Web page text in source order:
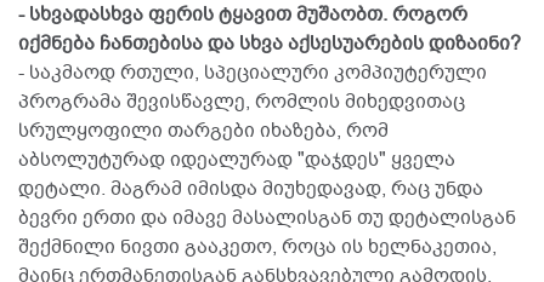
- სხვადასხვა ფერის ტყავით მუშაობთ. როგორ
იქმნება ჩანთებისა და სხვა აქსესუარების დიზაინი?
- საკმაოდ რთული, სპეციალური კომპიუტერული
პროგრამა შევისწავლე, რომლის მიხედვითაც
სრულყოფილი თარგები იხაზება, რომ
აბსოლუტურად იდეალურად "დაჯდეს" ყველა
დეტალი. მაგრამ იმისდა მიუხედავად, რაც უნდა
ბევრი ერთი და იმავე მასალისგან თუ დეტალისგან
შექმნილი ნივთი გააკეთო, როცა ის ხელნაკეთია,
მაინც ერთმანეთისგან განსხვავებული გამოდის.